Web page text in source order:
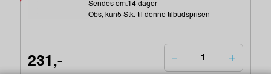
Sendes om:14 dager
Obs, kun5 Stk. til denne tilbudsprisen
231,-